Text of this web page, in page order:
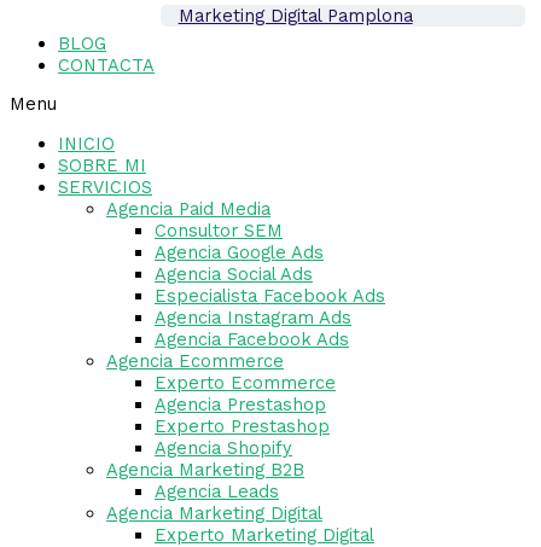
Marketing Digital Pamplona
BLOG
CONTACTA
Menu
INICIO
SOBRE MI
SERVICIOS
Agencia Paid Media
Consultor SEM
Agencia Google Ads
Agencia Social Ads
Especialista Facebook Ads
Agencia Instagram Ads
Agencia Facebook Ads
Agencia Ecommerce
Experto Ecommerce
Agencia Prestashop
Experto Prestashop
Agencia Shopify
Agencia Marketing B2B
Agencia Leads
Agencia Marketing Digital
Experto Marketing Digital